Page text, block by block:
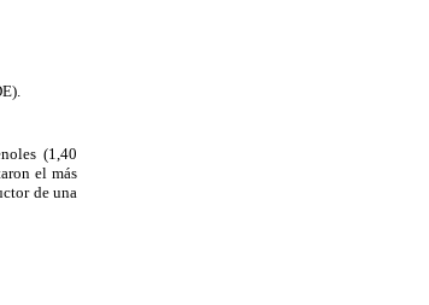
(1,40
el más
de una